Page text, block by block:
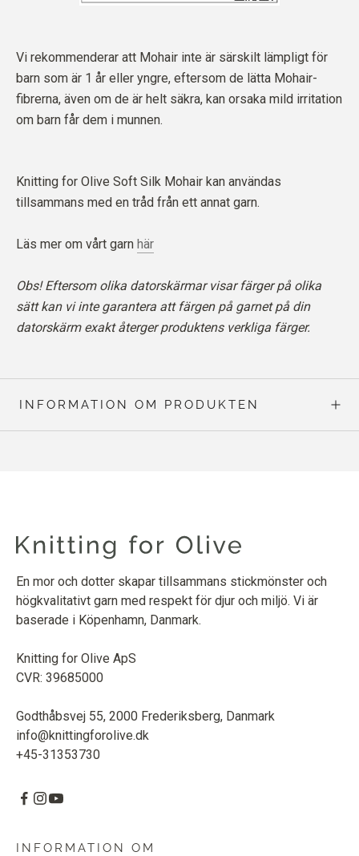
Vi rekommenderar att Mohair inte är särskilt lämpligt för
barn som är 1 år eller yngre, eftersom de lätta Mohair-
fibrerna, även om de är helt säkra, kan orsaka mild irritation
om barn får dem i munnen.
Knitting for Olive Soft Silk Mohair kan användas
tillsammans med en tråd från ett annat garn.
Läs mer om vårt garn här
Obs! Eftersom olika datorskärmar visar färger på olika
sätt kan vi inte garantera att färgen på garnet på din
datorskärm exakt återger produktens verkliga färger.
INFORMATION OM PRODUKTEN
En mor och dotter skapar tillsammans stickmönster och
högkvalitativt garn med respekt för djur och miljö. Vi är
baserade i Köpenhamn, Danmark.
Knitting for Olive ApS
CVR: 39685000
Godthåbsvej 55, 2000 Frederiksberg, Danmark
info@knittingforolive.dk
+45-31353730
INFORMATION OM